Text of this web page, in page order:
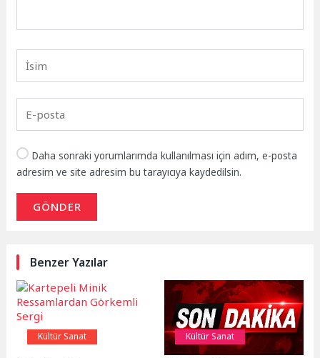
Daha sonraki yorumlarımda kullanılması için adım, e-posta
adresim ve site adresim bu tarayıcıya kaydedilsin.
GÖNDER
Benzer Yazılar
Kültür Sanat Kültür Sanat